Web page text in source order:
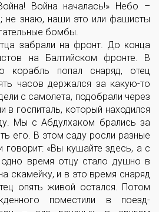
Война началась!» Небо –
не знаю, наши это или фашисты
бомбы.
забрали на фронт. До конца
на Балтийском фронте. В
корабль попал снаряд, отец
часов держался за какую-то
с самолета, подобрали через
в госпиталь, который находился
Мы с Абдулхаком брались за
его. В этом саду росли разные
«Вы кушайте здесь, а с
время отцу стало душно в
скамейку, и в это время снаряд
опять живой остался. Потом
поместили в поезд-